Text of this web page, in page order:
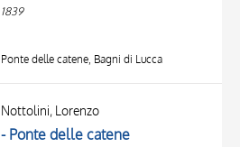
1839
Ponte delle catene, Bagni di Lucca
Nottolini, Lorenzo
- Ponte delle catene